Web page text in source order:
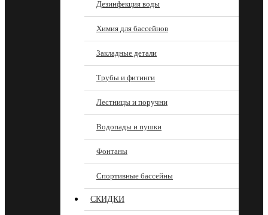
Дезинфекция воды
Химия для бассейнов
Закладные детали
Трубы и фитинги
Лестницы и поручни
Водопады и пушки
Фонтаны
Спортивные бассейны
СКИДКИ